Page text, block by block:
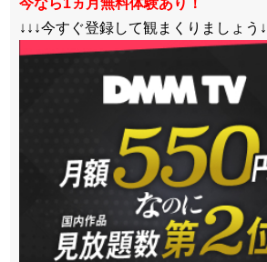
今なら1ヵ月無料体験あり！
↓↓↓今すぐ登録して観まくりましょう